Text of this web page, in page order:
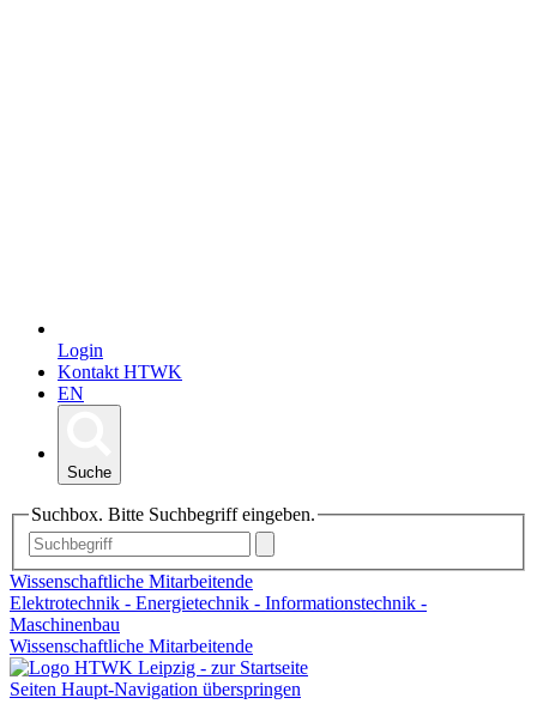
Login
Kontakt HTWK
EN
Suche
Suchbox. Bitte Suchbegriff eingeben.
Wissenschaftliche Mitarbeitende
Elektrotechnik - Energietechnik - Informationstechnik -
Maschinenbau
Wissenschaftliche Mitarbeitende
Seiten Haupt-Navigation überspringen